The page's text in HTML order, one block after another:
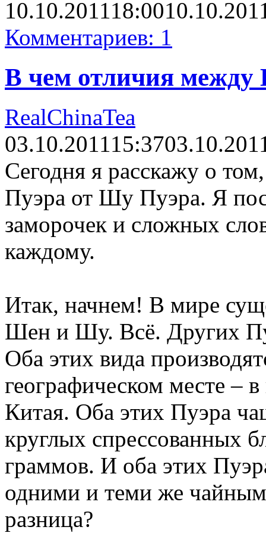
10.10.201118:00
Комментариев: 1
В чем отличия
RealChinaTea
03.10.201115:37
Сегодня я расскажу о
Пуэра от Шу Пуэра. Я
заморочек и сложных
каждому.
Итак, начнем! В мире
Шен и Шу. Всё. Других
Оба этих вида
географическом месте –
Китая. Оба этих Пуэра
круглых спрессованных
граммов. И оба этих
одними и теми же
разница?